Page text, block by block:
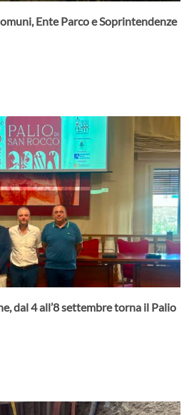
Ente Parco e Soprintendenze
dal 4 all’8 settembre torna il Palio